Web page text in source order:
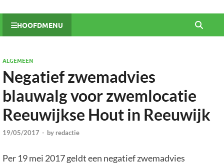
HOOFDMENU
ALGEMEEN
Negatief zwemadvies
blauwalg voor zwemlocatie
Reeuwijkse Hout in Reeuwijk
19/05/2017 - by redactie
Per 19 mei 2017 geldt een negatief zwemadvies